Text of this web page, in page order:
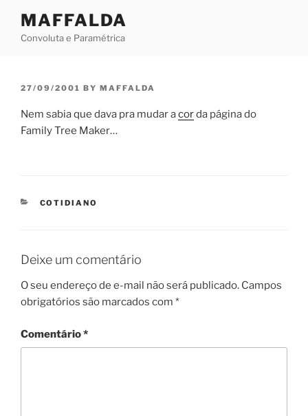
content
MAFFALDA
Convoluta e Paramétrica
POSTED
27/09/2001 BY MAFFALDA
Nem sabia que dava pra mudar acorda página do
Family Tree Maker…
CATEGORIES
COTIDIANO
Deixe um comentário
O seu endereço de e-mail não será publicado. Campos
obrigatórios são marcados com *
Comentário*